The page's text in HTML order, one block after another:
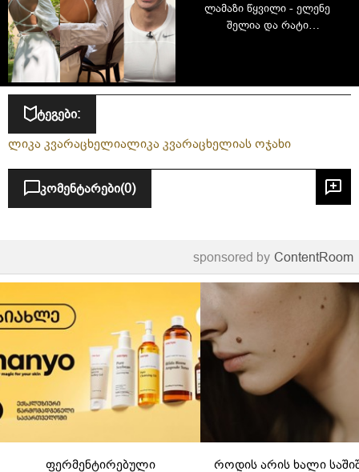
ლამაზი წყვილი - ელენე
შელია და რატი
ტეგები:
ლიკა კვარაცხელიალიკა კვარაცხელიას ოჯახი
კომენტარები(0)
sponsored by ContentRoom
ფერმენტირებული
როდის არის ხალი